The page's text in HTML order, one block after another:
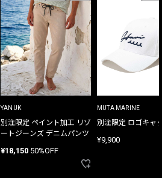
YANUK
別注限定 ペイント加工 リゾ
ートジーンズ デニムパンツ
¥18,150 50%OFF
MUTA MARINE
別注限定 ロゴキャ
¥9,900